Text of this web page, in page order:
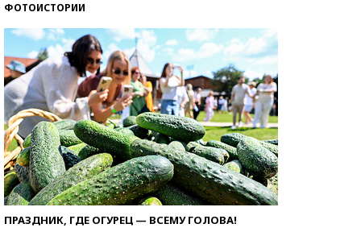
ФОТОИСТОРИИ
ПРАЗДНИК, ГДЕ ОГУРЕЦ — ВСЕМУ ГОЛОВА!